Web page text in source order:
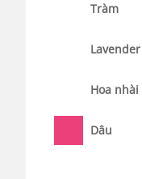
Tràm
Lavender
Hoa nhài
Dâu